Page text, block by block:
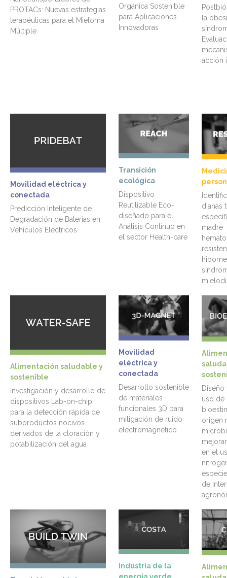
PROTACs: Nuevas estrategias
terapéuticas para el Mieloma
Múltiple
Orgánica Sostenible
para Aplicaciones
Innovadoras
la
acción
Movilidad eléctrica y
conectada
Predicción Inteligente de
Degradación de Baterías en
Vehículos Eléctricos
Transición
ecológica
Dispositivo
Reutilizable Eco-
diseñado para el
Análisis Contínuo en
el sector Health-care
dianas
madre
Alimentación saludable y
sostenible
Investigación y desarrollo de
dispositivos Lab-on-chip
para la detección rápida de
subproductos nocivos
derivados de la cloración y
potabilización del agua
Movilidad
eléctrica y
conectada
Desarrollo sostenible
de materiales
funcionales 3D para
mitigación de ruido
electromagnético
uso de
origen
en el
de
Industria de la